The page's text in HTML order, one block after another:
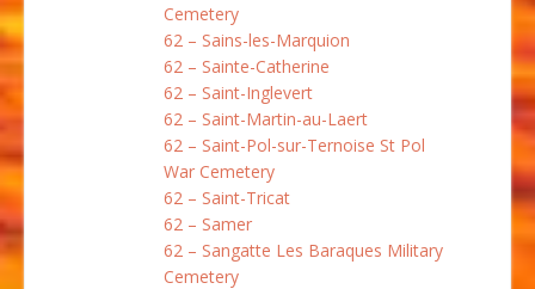
Cemetery
62 – Sains-les-Marquion
62 – Sainte-Catherine
62 – Saint-Inglevert
62 – Saint-Martin-au-Laert
62 – Saint-Pol-sur-Ternoise St Pol
War Cemetery
62 – Saint-Tricat
62 – Samer
62 – Sangatte Les Baraques Military
Cemetery